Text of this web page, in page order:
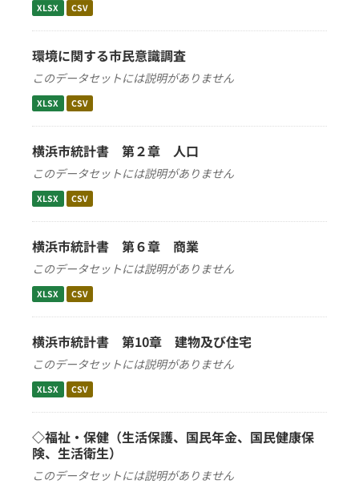
XLSX CSV
環境に関する市民意識調査
このデータセットには説明がありません
XLSX CSV
横浜市統計書 第２章 人口
このデータセットには説明がありません
XLSX CSV
横浜市統計書 第６章 商業
このデータセットには説明がありません
XLSX CSV
横浜市統計書 第10章 建物及び住宅
このデータセットには説明がありません
XLSX CSV
◇福祉・保健（生活保護、国民年金、国民健康保
険、生活衛生）
このデータセットには説明がありません